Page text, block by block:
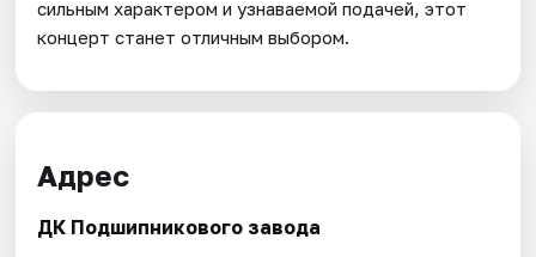
сильным характером и узнаваемой подачей, этот
концерт станет отличным выбором.
Адрес
ДК Подшипникового завода